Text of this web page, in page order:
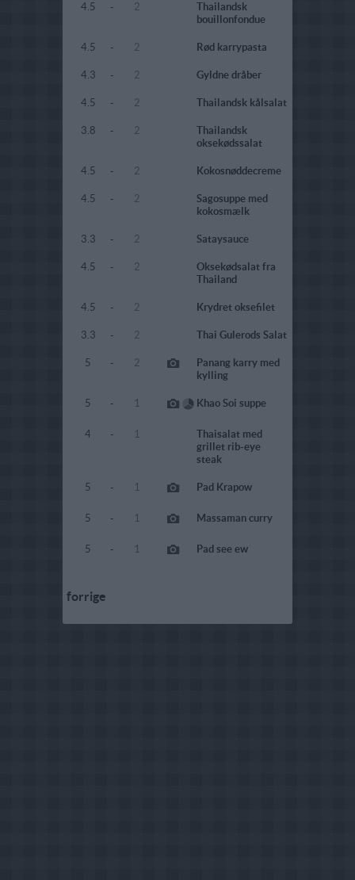
4.5 - 2
Thailandsk
bouillonfondue
4.5 - 2 Rød karrypasta
4.3 - 2 Gyldne dråber
4.5 - 2 Thailandsk kålsalat
3.8 - 2
Thailandsk
oksekødssalat
4.5 - 2 Kokosnøddecreme
4.5 - 2
Sagosuppe med
kokosmælk
3.3 - 2 Sataysauce
4.5 - 2
Oksekødsalat fra
Thailand
4.5 - 2 Krydret oksefilet
3.3 - 2 Thai Gulerods Salat
5 - 2
Panang karry med
kylling
5 - 1 Khao Soi suppe
4 - 1
Thaisalat med
grillet rib-eye
steak
5 - 1 Pad Krapow
5 - 1 Massaman curry
5 - 1 Pad see ew
forrige